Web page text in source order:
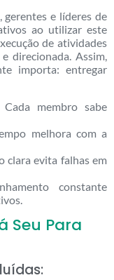
e líderes de
ao utilizar este
de atividades
direcionada. Assim,
importa: entregar
Cada membro sabe
melhora com a
clara evita falhas em
constante
Seu Para